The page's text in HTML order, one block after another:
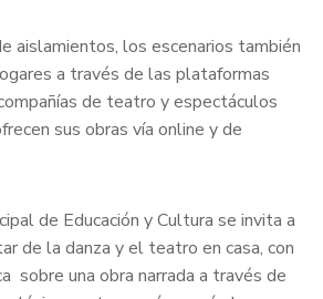
aislamientos, los escenarios también
a través de las plataformas
de teatro y espectáculos
sus obras vía online y de
de Educación y Cultura se invita a
de la danza y el teatro en casa, con
sobre una obra narrada a través de